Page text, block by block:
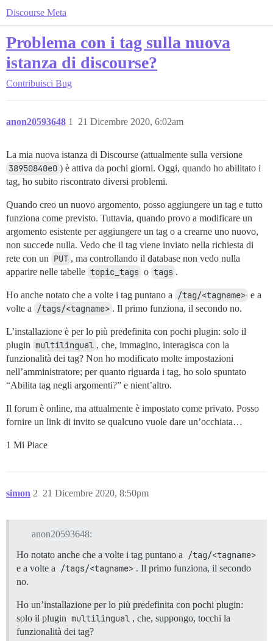
Discourse Meta
Problema con i tag sulla nuova
istanza di discourse?
Contribuisci Bug
anon20593648 21 Dicembre 2020, 6:02am
1
La mia nuova istanza di Discourse (attualmente sulla versione
38950840e0 ) è attiva da pochi giorni. Oggi, quando ho abilitato i
tag, ho subito riscontrato diversi problemi.
Quando creo un nuovo argomento, posso aggiungere un tag e tutto
funziona come previsto. Tuttavia, quando provo a modificare un
argomento esistente per aggiungere un tag o a crearne uno nuovo,
non succede nulla. Vedo che il tag viene inviato nella richiesta di
rete con un PUT , ma controllando il database non vedo nulla
apparire nelle tabelle topic_tags o tags .
Ho anche notato che a volte i tag puntano a /tag/<tagname> e a
volte a
/tags/<tagname> . Il primo funziona, il secondo no.
L’installazione è per lo più predefinita con pochi plugin: solo il
plugin multilingual , che, immagino, interagisca con la
funzionalità dei tag? Non ho modificato molte impostazioni
nell’amministratore; per quanto riguarda i tag, ho solo spuntato
“Abilita tag negli argomenti?” e nient’altro.
Il forum è online, ma attualmente è impostato come privato. Posso
fornire un link di invito se qualcuno vuole dare un’occhiata…
1 Mi Piace
simon 21 Dicembre 2020, 8:50pm
2
anon20593648:
Ho notato anche che a volte i tag puntano a
/tag/<tagname>
e a volte a /tags/<tagname> . Il primo funziona, il secondo
no.
Ho un’installazione per lo più predefinita con pochi plugin:
solo il plugin multilingual , che, suppongo, tocchi la
funzionalità dei tag?